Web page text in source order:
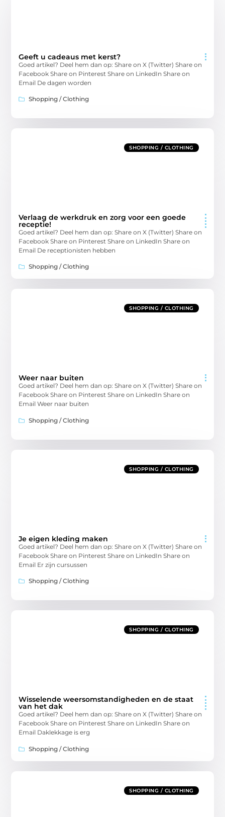
Geeft u cadeaus met kerst?
Goed artikel? Deel hem dan op: Share on X (Twitter) Share on
Facebook Share on Pinterest Share on LinkedIn Share on
Email De dagen worden
Shopping / Clothing
SHOPPING / CLOTHING
Verlaag de werkdruk en zorg voor een goede
receptie!
Goed artikel? Deel hem dan op: Share on X (Twitter) Share on
Facebook Share on Pinterest Share on LinkedIn Share on
Email De receptionisten hebben
Shopping / Clothing
SHOPPING / CLOTHING
Weer naar buiten
Goed artikel? Deel hem dan op: Share on X (Twitter) Share on
Facebook Share on Pinterest Share on LinkedIn Share on
Email Weer naar buiten
Shopping / Clothing
SHOPPING / CLOTHING
Je eigen kleding maken
Goed artikel? Deel hem dan op: Share on X (Twitter) Share on
Facebook Share on Pinterest Share on LinkedIn Share on
Email Er zijn cursussen
Shopping / Clothing
SHOPPING / CLOTHING
Wisselende weersomstandigheden en de staat
van het dak
Goed artikel? Deel hem dan op: Share on X (Twitter) Share on
Facebook Share on Pinterest Share on LinkedIn Share on
Email Daklekkage is erg
Shopping / Clothing
SHOPPING / CLOTHING